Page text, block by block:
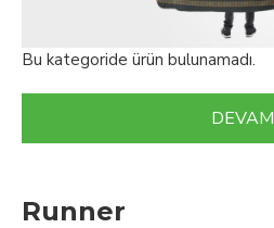
Bu kategoride ürün bulunamadı.
DEVAM
Runner